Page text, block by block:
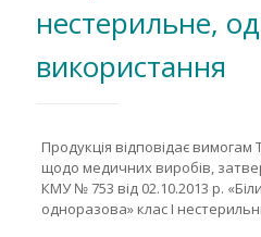
нестерильне,
використання
Продукція відповідає вимогам
щодо медичних виробів,
КМУ № 753 від 02.10.2013 р.
одноразова» клас І